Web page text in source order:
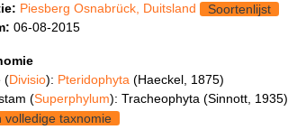
Piesberg Osnabrück, Duitsland
Soortenlijst
06-08-2015
(Divisio): Pteridophyta (Haeckel, 1875)
(Superphylum): Tracheophyta (Sinnott, 1935)
volledige taxnomie